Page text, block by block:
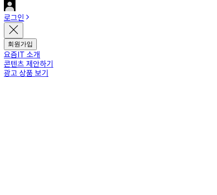
로그인
회원가입
요즘IT 소개
콘텐츠 제안하기
광고 상품 보기